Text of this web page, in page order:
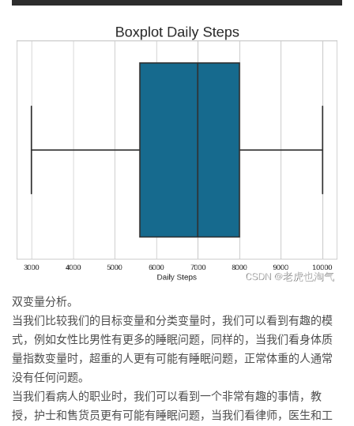
双变量分析。
当我们比较我们的目标变量和分类变量时，我们可以看到有趣的模
式，例如女性比男性有更多的睡眠问题，同样的，当我们看身体质
量指数变量时，超重的人更有可能有睡眠问题，正常体重的人通常
没有任何问题。
当我们看病人的职业时，我们可以看到一个非常有趣的事情，教
授，护士和售货员更有可能有睡眠问题，当我们看律师，医生和工